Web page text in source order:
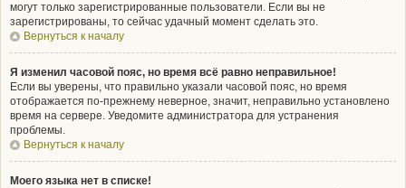
могут только зарегистрированные пользователи. Если вы не
зарегистрированы, то сейчас удачный момент сделать это.
Вернуться к началу
Я изменил часовой пояс, но время всё равно неправильное!
Если вы уверены, что правильно указали часовой пояс, но время
отображается по-прежнему неверное, значит, неправильно установлено
время на сервере. Уведомите администратора для устранения
проблемы.
Вернуться к началу
Моего языка нет в списке!